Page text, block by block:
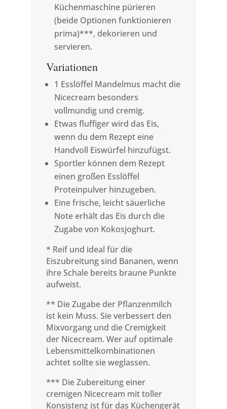
Küchenmaschine pürieren
(beide Optionen funktionieren
prima)***, dekorieren und
servieren.
Variationen
1 Esslöffel Mandelmus macht die
Nicecream besonders
vollmundig und cremig.
Etwas fluffiger wird das Eis,
wenn du dem Rezept eine
Handvoll Eiswürfel hinzufügst.
Sportler können dem Rezept
einen großen Esslöffel
Proteinpulver hinzugeben.
Eine frische, leicht säuerliche
Note erhält das Eis durch die
Zugabe von Kokosjoghurt.
* Reif und ideal für die
Eiszubreitung sind Bananen, wenn
ihre Schale bereits braune Punkte
aufweist.
** Die Zugabe der Pflanzenmilch
ist kein Muss. Sie verbessert den
Mixvorgang und die Cremigkeit
der Nicecream. Wer auf optimale
Lebensmittelkombinationen
achtet sollte sie weglassen.
*** Die Zubereitung einer
cremigen Nicecream mit toller
Konsistenz ist für das Küchengerät